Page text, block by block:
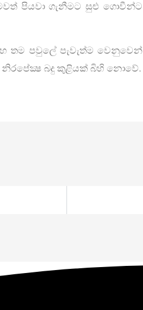
පියවා ගැනීමට සුළු ගොවීන්ට
තම පවුලේ පැවැත්ම වෙනුවෙන්
නිරපේක්‍ෂ බදු කුළියක් බිහි නොවේ.